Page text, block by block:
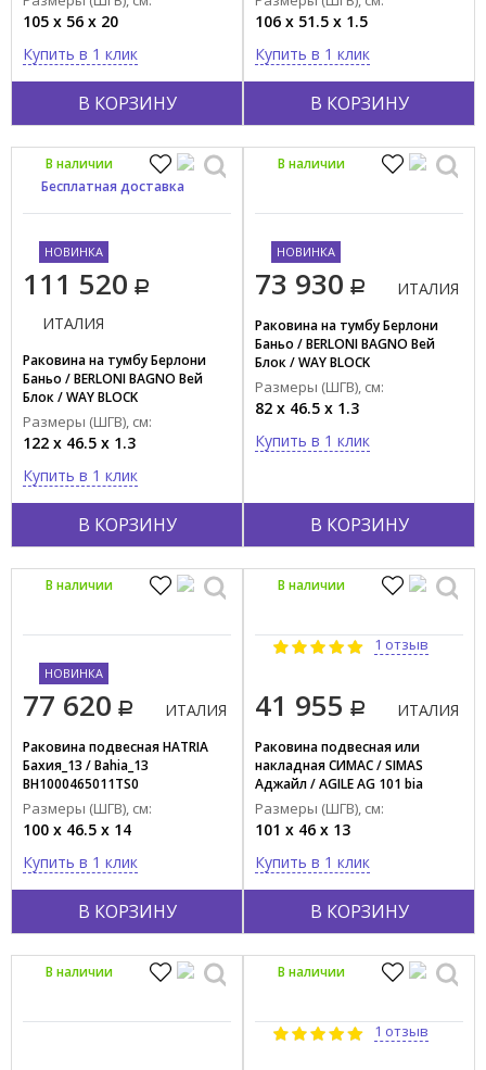
В КОРЗИНУ
105 x 56 x 20
Купить в 1 клик
В КОРЗИНУ
106 x 51.5 x 1.5
Купить в 1 клик
111 520
В КОРЗИНУ
ИТАЛИЯ
Раковина на тумбу Берлони
Баньо / BERLONI BAGNO Вей
Блок / WAY BLOCK
LAVSMRINCXR004 190
Размеры (ШГВ), см:
122 x 46.5 x 1.3
Купить в 1 клик
В наличии
Бесплатная доставка
НОВИНКА
73 930
В КОРЗИНУ
ИТАЛИЯ
Раковина на тумбу Берлони
Баньо / BERLONI BAGNO Вей
Блок / WAY BLOCK
LAVSMRINCXR002 190
Размеры (ШГВ), см:
82 x 46.5 x 1.3
Купить в 1 клик
В наличии
НОВИНКА
77 620
В КОРЗИНУ
ИТАЛИЯ
Раковина подвесная HATRIA
Бахия_13 / Bahia_13
BH1000465011TS0
Размеры (ШГВ), см:
100 x 46.5 x 14
Купить в 1 клик
В наличии
НОВИНКА
1 отзыв
41 955
В КОРЗИНУ
ИТАЛИЯ
Раковина подвесная или
накладная СИМАС / SIMAS
Аджайл / AGILE AG 101 bia
Размеры (ШГВ), см:
101 x 46 x 13
Купить в 1 клик
В наличии
В наличии
1 отзыв
В наличии